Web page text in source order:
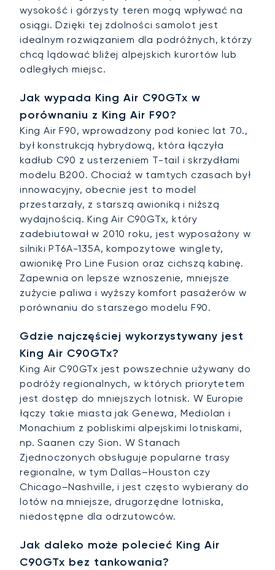
wysokość i górzysty teren mogą wpływać na
osiągi. Dzięki tej zdolności samolot jest
idealnym rozwiązaniem dla podróżnych, którzy
chcą lądować bliżej alpejskich kurortów lub
odległych miejsc.
Jak wypada King Air C90GTx w
porównaniu z King Air F90?
King Air F90, wprowadzony pod koniec lat 70.,
był konstrukcją hybrydową, która łączyła
kadłub C90 z usterzeniem T-tail i skrzydłami
modelu B200. Chociaż w tamtych czasach był
innowacyjny, obecnie jest to model
przestarzały, z starszą awioniką i niższą
wydajnością. King Air C90GTx, który
zadebiutował w 2010 roku, jest wyposażony w
silniki PT6A-135A, kompozytowe winglety,
awionikę Pro Line Fusion oraz cichszą kabinę.
Zapewnia on lepsze wznoszenie, mniejsze
zużycie paliwa i wyższy komfort pasażerów w
porównaniu do starszego modelu F90.
Gdzie najczęściej wykorzystywany jest
King Air C90GTx?
King Air C90GTx jest powszechnie używany do
podróży regionalnych, w których priorytetem
jest dostęp do mniejszych lotnisk. W Europie
łączy takie miasta jak Genewa, Mediolan i
Monachium z pobliskimi alpejskimi lotniskami,
np. Saanen czy Sion. W Stanach
Zjednoczonych obsługuje popularne trasy
regionalne, w tym Dallas–Houston czy
Chicago–Nashville, i jest często wybierany do
lotów na mniejsze, drugorzędne lotniska,
niedostępne dla odrzutowców.
Jak daleko może polecieć King Air
C90GTx bez tankowania?